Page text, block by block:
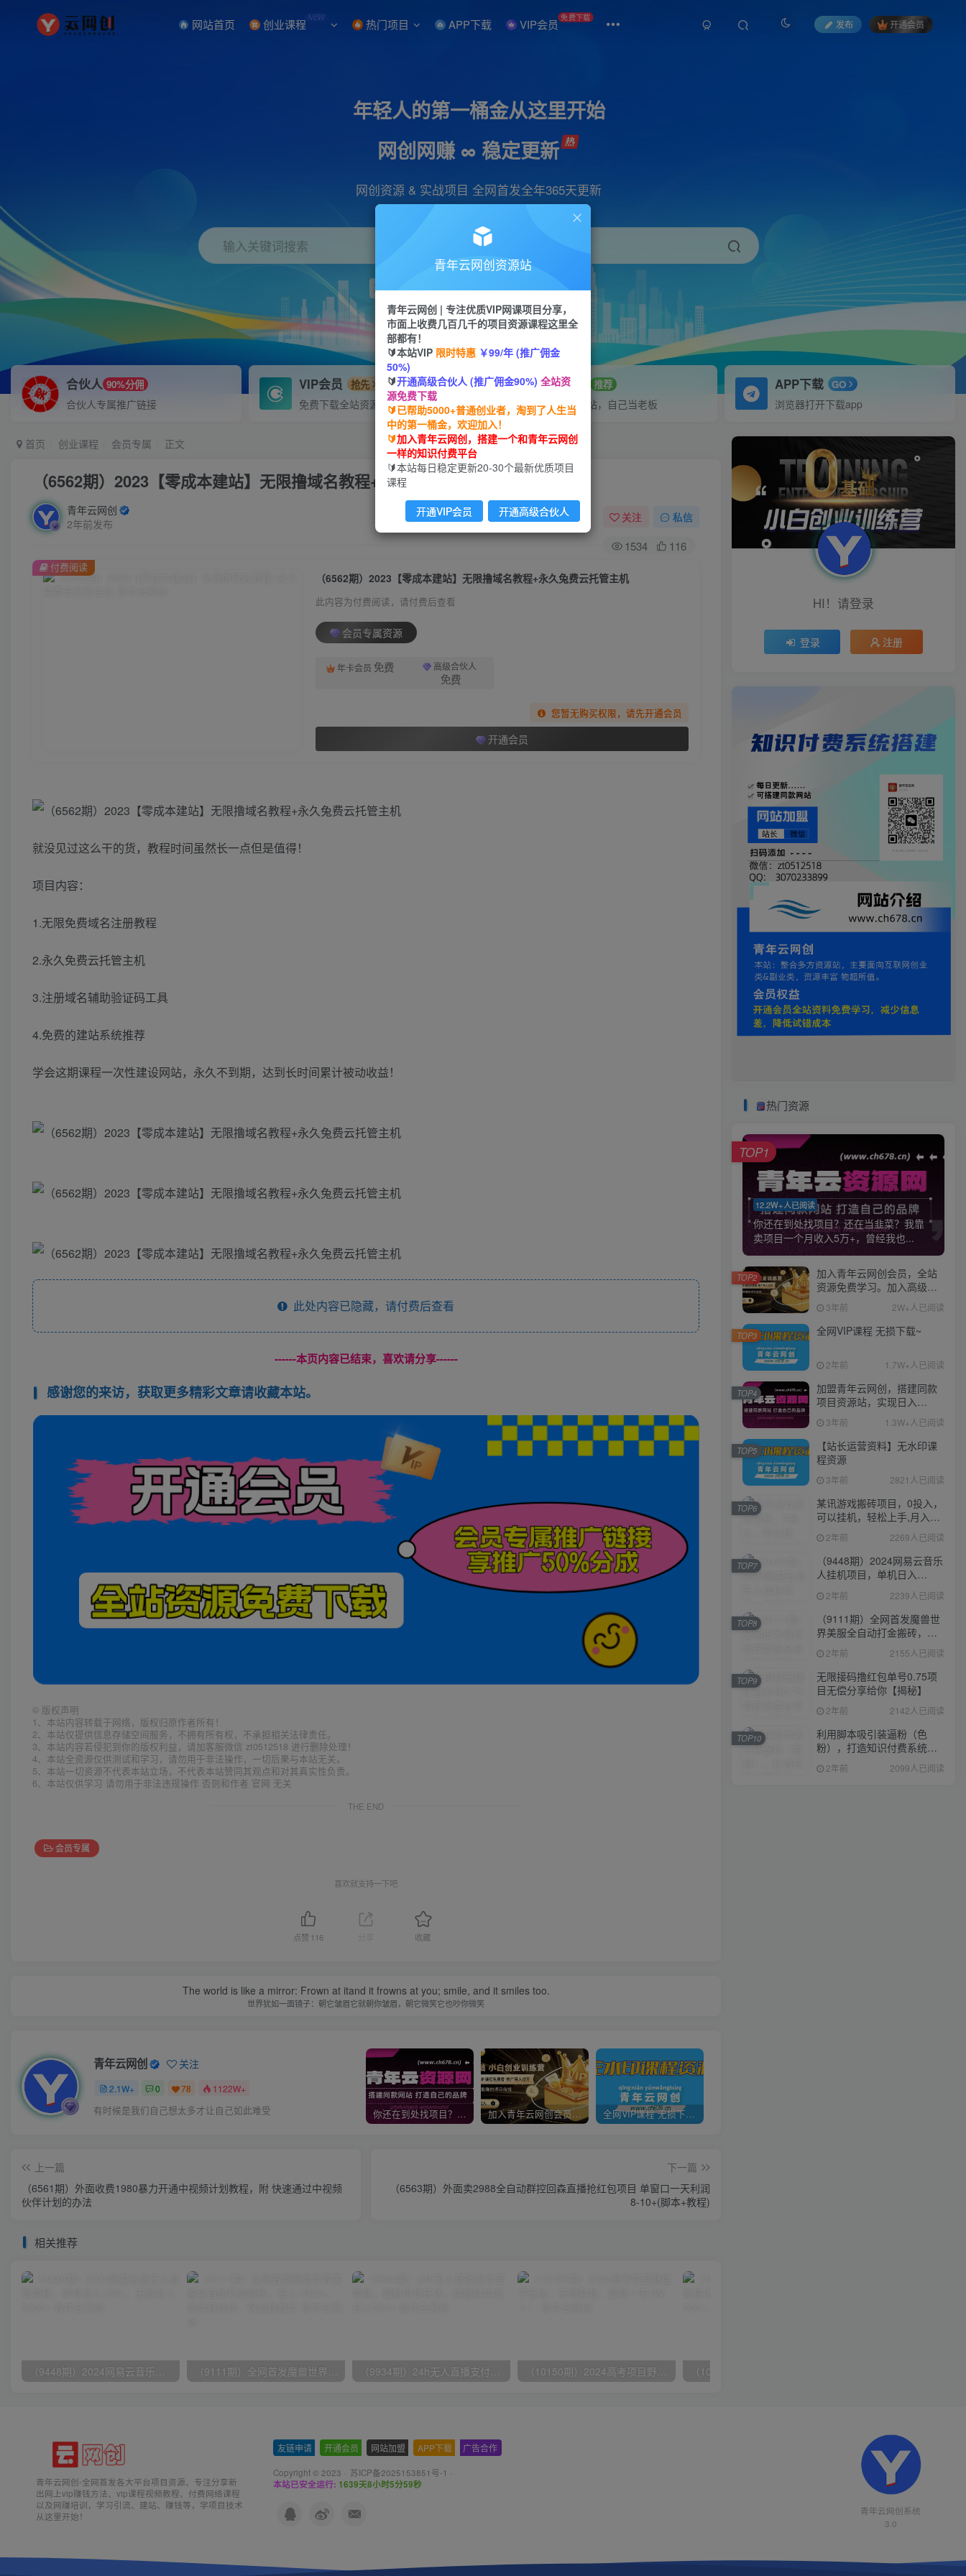
网站首页 创业课程 NEW 热门项目 APP下载 VIP会员 免费下载
发布 开通会员
年轻人的第一桶金从这里开始
网创网赚 ∞ 稳定更新
网创资源 & 实战项目 全网首发全年365天更新
输入关键词搜索
项目 引流 抖音 短视频 剪辑 视频号
合伙人 90%分佣
合伙人专属推广链接
VIP会员 抢先
免费下载全站资源
招募站长 推荐
搭建同款网站，自己当老板
APP下载 GO
浏览器打开下载app
首页 创业课程 会员专属 正文
（6562期）2023【零成本建站】无限撸域名教程+永久兔费云托管主机
青年云网创
2年前发布
关注 私信
1534 116
（6562期）2023【零成本建站】无限撸域名教程+永久兔费云托管主机
此内容为付费阅读，请付费后查看
会员专属资源
年卡会员 免费 高级合伙人
免费
您暂无购买权限，请先开通会员
开通会员
付费阅读
就没见过这么干的货，教程时间虽然长一点但是值得！
项目内容：
1.无限免费域名注册教程
2.永久免费云托管主机
3.注册域名辅助验证码工具
4.免费的建站系统推荐
学会这期课程一次性建设网站，永久不到期，达到长时间累计被动收益！
此处内容已隐藏，请付费后查看
------本页内容已结束，喜欢请分享------
感谢您的来访，获取更多精彩文章请收藏本站。
© 版权声明
1、本站内容转载于网络，版权归原作者所有！
2、本站仅提供信息存储空间服务，不拥有所有权，不承担相关法律责任。
3、本站内容若侵犯到你的版权利益，请加客服微信 zt0512518 进行删除处理！
4、本站全资源仅供测试和学习，请勿用于非法操作，一切后果与本站无关。
5、本站一切资源不代表本站立场，不代表本站赞同其观点和对其真实性负责。
6、本站仅供学习 请勿用于非法违规操作 否则和作者 官网 无关
THE END
会员专属
喜欢就支持一下吧
点赞 116 收藏
The world is like a mirror: Frown at itand it frowns at you; smile, and it smiles too.
世界犹如一面镜子：朝它皱眉它就朝你皱眉，朝它微笑它也吵你微笑
青年云网创 关注
2.1W+ 0 78 1122W+
有时候是我们自己想太多才让自己如此难受 你还在到处找项目？还在当韭菜？我靠卖项目一个月收入5万+，曾经我也是个失败者。 加入青年云网创会员，全站资源免费学习。加入高级合伙人，推广日入1000+ 全网VIP课程 无损下载~
上一篇
（6561期）外面收费1980暴力开通中视频计划教程，附 快速通过中视频
伙伴计划的办法
下一篇
（6563期）外面卖2988全自动群控回森直播抢红包项目 单窗口一天利润
8-10+(脚本+教程)
相关推荐
（9448期）2024网易云音乐人挂机项目，单机日入150+，无脑月入5000+ （9111期）全网首发魔兽世界美服全自动打金搬砖，日入1000+，简单好操作，保姆级教学 （9934期）24h无人直播支付宝项目，最新带货玩法，纯躺赚实测日入500+ （10150期）2024高考项目野路子玩法，无限裂变，最高一天1W＋！
HI！请登录
登录 注册
热门资源
12.2W+人已阅读
你还在到处找项目？还在当韭菜？我靠
卖项目一个月收入5万+，曾经我也...
TOP1
加入青年云网创会员，全站
资源免费学习。加入高级合
伙人，推广日入1000+
3年前 2W+人已阅读
TOP2
全网VIP课程 无损下载~
2年前 1.7W+人已阅读
TOP3
加盟青年云网创，搭建同款
项目资源站，实现日入
2000+
3年前 1.3W+人已阅读
TOP4
【站长运营资料】无水印课
程资源
3年前 2821人已阅读
TOP5
某讯游戏搬砖项目，0投入，
可以挂机，轻松上手,月入
3000+上不封顶
2年前 2269人已阅读
TOP6
（9448期）2024网易云音乐
人挂机项目，单机日入
150+，无脑月入5000+
2年前 2239人已阅读
TOP7
（9111期）全网首发魔兽世
界美服全自动打金搬砖，日
入1000+，简单好操作，保
姆级教学
2年前 2155人已阅读
TOP8
无限接码撸红包单号0.75项
目无偿分享给你【揭秘】
2年前 2142人已阅读
TOP9
利用脚本吸引装逼粉（色
粉），打造知识付费系统，
附388元美女写真项目
2年前 2099人已阅读
TOP10
青年云网创-全网首发各大平台项目资源、专注分享新
出网上vip赚钱方法、vip课程视频教程、付费网络课程
以及网赚培训，学习引流、建站、赚钱等，学项目技术
从这里开始！
友链申请 开通会员 网站加盟 APP下载 广告合作
Copyright © 2023 · 苏ICP备2025153851号-1 ·
本站已安全运行: 1639天8小时6分0秒
青年云网创系统
3.0
青年云网创资源站
青年云网创 | 专注优质VIP网课项目分享，
市面上收费几百几千的项目资源课程这里全
部都有！
🔰本站VIP 限时特惠 ￥99/年 (推广佣金
50%)
🔰开通高级合伙人 (推广佣金90%) 全站资
源免费下载
🔰已帮助5000+普通创业者，淘到了人生当
中的第一桶金，欢迎加入！
🔰加入青年云网创，搭建一个和青年云网创
一样的知识付费平台
🔰本站每日稳定更新20-30个最新优质项目
课程
开通VIP会员 开通高级合伙人